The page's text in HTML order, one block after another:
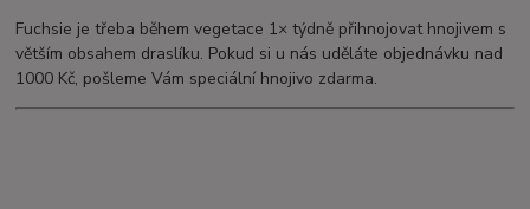
Fuchsie je třeba během vegetace 1× týdně přihnojovat hnojivem s
větším obsahem draslíku. Pokud si u nás uděláte objednávku nad
1000 Kč, pošleme Vám speciální hnojivo zdarma.